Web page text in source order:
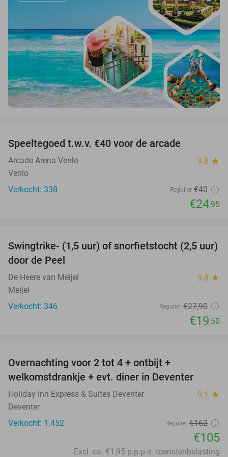
Speeltegoed t.w.v. €40 voor de arcade
Arcade Arena Venlo 9.8 star
Venlo
Verkocht: 338
Regulier €40
€24,95
30%
Swingtrike- (1,5 uur) of snorfietstocht (2,5 uur)
door de Peel
De Heere van Meijel 9.8 star
Meijel
Verkocht: 346
Regulier €27,90
€19,50
Overnachting voor 2 tot 4 + ontbijt +
welkomstdrankje + evt. diner in Deventer
Holiday Inn Express & Suites Deventer 9.1 star
Deventer
Verkocht: 1.452
Regulier €162
€105
Excl. ca. €1,95 p.p.p.n. toeristenbelasting